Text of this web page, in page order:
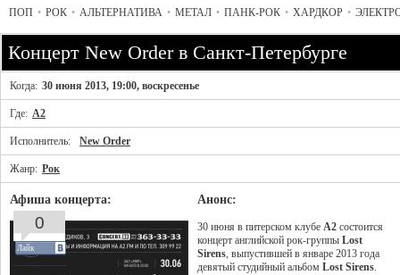
ПОП • РОК • АЛЬТЕРНАТИВА • МЕТАЛ • ПАНК-РОК • ХАРДКОР •
Концерт New Order в Санкт-Петербурге
Когда: 30 июня 2013, 19:00, воскресенье
Где: A2
Исполнитель: New Order
Жанр: Рок
Афиша концерта: Анонс:
30 июня в питерском клубе A2 состоится
концерт английской рок-группы Lost
Sirens, выпустившей в январе 2013 года
девятый студийный альбом Lost Sirens.
0
Лайк